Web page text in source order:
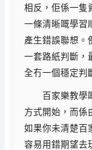
相反，佢係一隻
一條清晰嘅學習
產生錯誤聯想。
一套路紙判斷，
全冇一個穩定判
百家樂教學
方式開始，而係
如果你未清楚百
容易用錯期望去